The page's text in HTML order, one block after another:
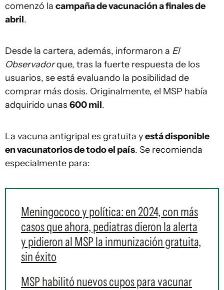
comenzó la campaña de vacunación a finales de
abril.
Desde la cartera, además, informaron a El
Observadorque, tras la fuerte respuesta de los
usuarios, se está evaluando la posibilidad de
comprar más dosis. Originalmente, el MSP había
adquirido unas 600 mil.
La vacuna antigripal es gratuita yestá disponible
en vacunatorios de todo el país. Se recomienda
especialmente para:
Meningococo y política: en 2024, con más
casos que ahora, pediatras dieron la alerta
y pidieron al MSP la inmunización gratuita,
sin éxito
MSP habilitó nuevos cupos para vacunar